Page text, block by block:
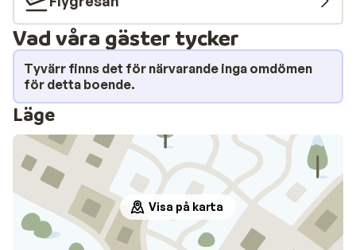
Vad våra gäster tycker
Tyvärr finns det för närvarande inga omdömen
för detta boende.
Läge
Visa på karta